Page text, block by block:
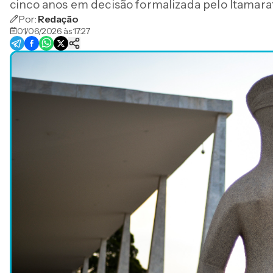
cinco anos em decisão formalizada pelo
Por: Redação
01/06/2026 às 17:27